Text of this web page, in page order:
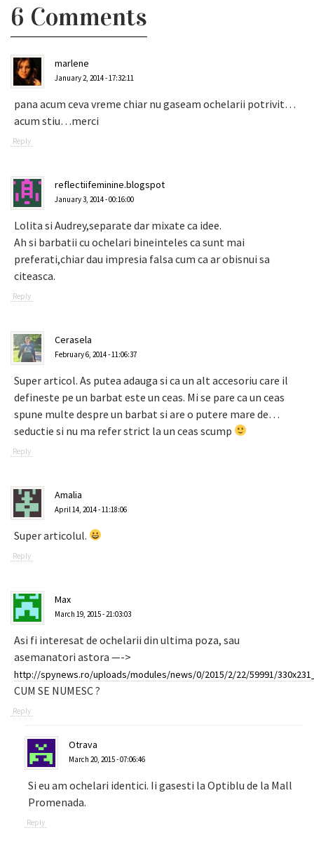
6 Comments
marlene
January 2, 2014 - 17:32:11
pana acum ceva vreme chiar nu gaseam ochelarii potrivit…
acum stiu…merci
Reply
reflectiifeminine.blogspot
January 3, 2014 - 00:16:00
Lolita si Audrey,separate dar mixate ca idee.
Ah si barbatii cu ochelari bineinteles ca sunt mai
preferati,chiar dau impresia falsa cum ca ar obisnui sa
citeasca.
Reply
Cerasela
February 6, 2014 - 11:06:37
Super articol. As putea adauga si ca un alt accesoriu care il
defineste pe un barbat este un ceas. Mi se pare ca un ceas
spune multe despre un barbat si are o putere mare de…
seductie si nu ma refer strict la un ceas scump
Reply
Amalia
April 14, 2014 - 11:18:06
Super articolul.
Reply
Max
March 19, 2015 - 21:03:03
Asi fi interesat de ochelarii din ultima poza, sau
asemanatori astora —->
http://spynews.ro/uploads/modules/news/0/2015/2/22/59991/
CUM SE NUMESC ?
Reply
Otrava
March 20, 2015 - 07:06:46
Si eu am ochelari identici. Ii gasesti la Optiblu de la Mall
Promenada.
Reply